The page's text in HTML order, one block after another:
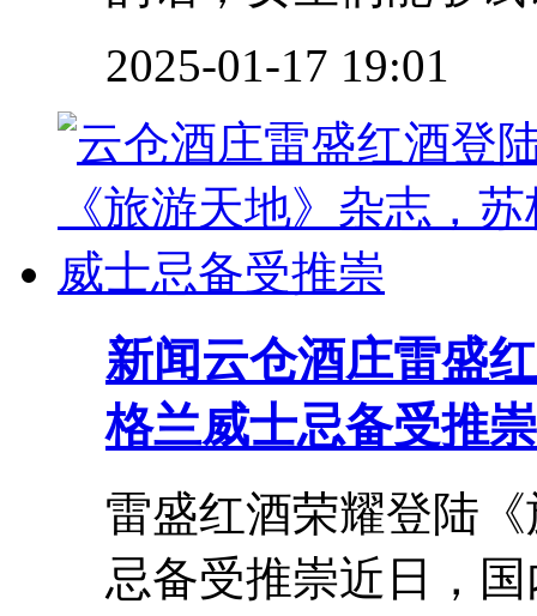
2025-01-17 19:01
新闻云仓酒庄雷盛
格兰威士忌备受推崇
雷盛红酒荣耀登陆
忌备受推崇近日，